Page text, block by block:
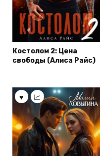
Костолом 2: Цена
свободы (Алиса Райс)